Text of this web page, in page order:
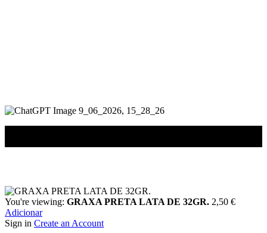
You're viewing: GRAXA PRETA LATA DE 32GR. 2,50 €
Adicionar
Sign in Create an Account